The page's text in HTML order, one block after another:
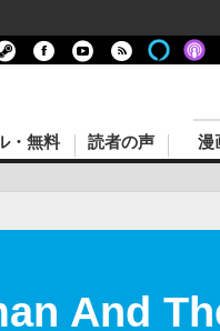
・無料 読者の声 漫
And